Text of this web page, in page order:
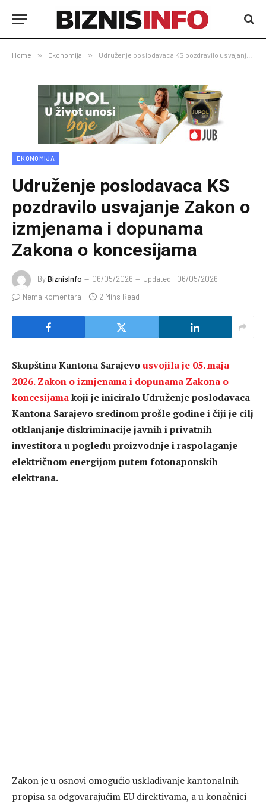
Home » Ekonomija » Udruženje poslodavaca KS pozdravilo usvajanje Zakon o izmjenama i dopunama Zakona o koncesijama
EKONOMIJA
Udruženje poslodavaca KS
pozdravilo usvajanje Zakon o
izmjenama i dopunama
Zakona o koncesijama
ByBiznisInfo 06/05/2026 Updated: 06/05/2026
Nema komentara
2 Mins Read
Skupština Kantona Sarajevousvojila je 05. maja
2026. Zakon o izmjenama i dopunama Zakona o
koncesijamakoji je iniciralo Udruženje poslodavaca
Kantona Sarajevo sredinom prošle godine i čiji je cilj
otklanjanje diskriminacije javnih i privatnih
investitora u pogledu proizvodnje i raspolaganje
električnom energijom putem fotonaponskih
elektrana.
Zakon je u osnovi omogućio usklađivanje kantonalnih
propisa sa odgovarajućim EU direktivama, a u konačnici